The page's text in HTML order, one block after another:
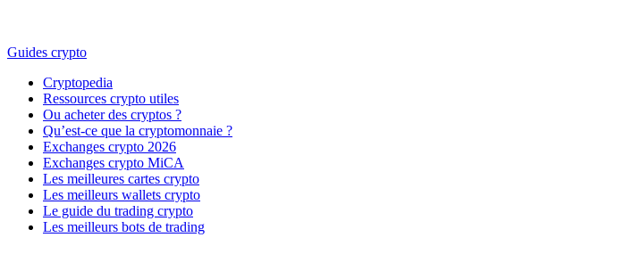
Guides crypto
Cryptopedia
Ressources crypto utiles
Ou acheter des cryptos ?
Qu’est-ce que la cryptomonnaie ?
Exchanges crypto 2026
Exchanges crypto MiCA
Les meilleures cartes crypto
Les meilleurs wallets crypto
Le guide du trading crypto
Les meilleurs bots de trading